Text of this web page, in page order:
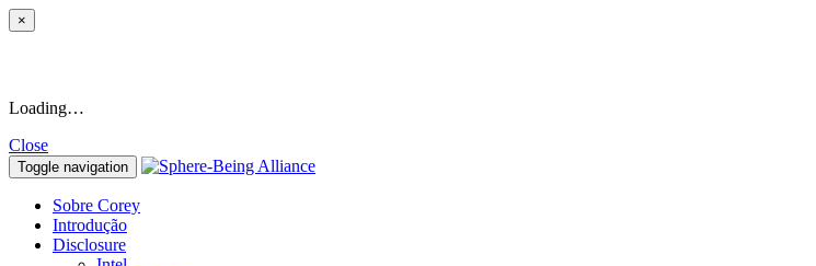
×
Loading…
Close
Toggle navigation
Sobre Corey
Introdução
Disclosure